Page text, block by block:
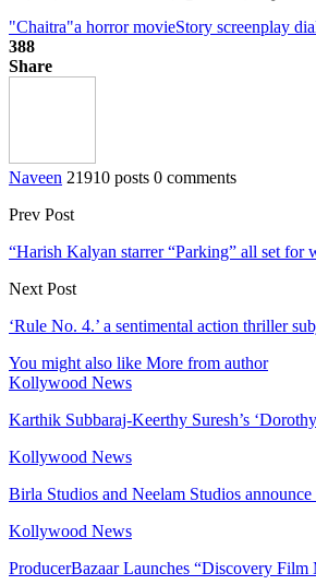
"Chaitra"a horror movieStory screenplay
388
Share
Naveen 21910 posts 0 comments
Prev Post
“Harish Kalyan starrer “Parking” all set for
Next Post
‘Rule No. 4.’ a sentimental action thriller
You might also like More from author
Kollywood News
Karthik Subbaraj-Keerthy Suresh’s
Kollywood News
Birla Studios and Neelam Studios
Kollywood News
ProducerBazaar Launches “Discovery